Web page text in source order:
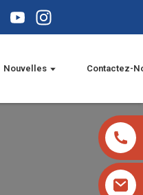
Nouvelles Contactez-